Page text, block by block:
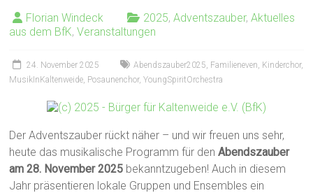
Florian Windeck 2025,Adventszauber,Aktuelles
aus dem BfK,Veranstaltungen
24. November 2025 Abendszauber2025, Familieneven, Kinderchor,
MusikInKaltenweide, Posaunenchor,YoungSpiritOrchestra
Der Adventszauber rückt näher – und wir freuen uns sehr,
heute das musikalische Programm für denAbendszauber
am 28. November 2025 bekanntzugeben! Auch in diesem
Jahr präsentieren lokale Gruppen und Ensembles ein